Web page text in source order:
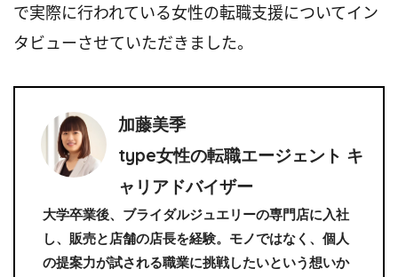
で実際に行われている女性の転職支援についてイン
タビューさせていただきました。
加藤美季
type女性の転職エージェント キ
ャリアドバイザー
大学卒業後、ブライダルジュエリーの専門店に入社
し、販売と店舗の店長を経験。モノではなく、個人
の提案力が試される職業に挑戦したいという想いか